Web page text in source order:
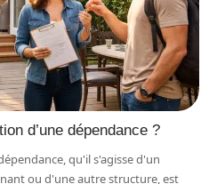
d’une dépendance ?
qu'il s'agisse d'un
ou d'une autre structure, est